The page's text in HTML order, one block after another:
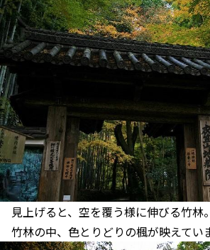
見上げると、空を覆う様に伸びる竹林。
竹林の中、色とりどりの楓が映えてい